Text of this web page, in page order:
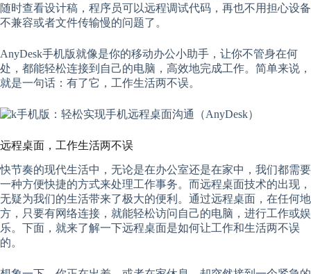
随时查看设计稿，程序员可以远程调试代码，再也不用担心设备
不兼容或者文件传输慢的问题了。
AnyDesk手机版就像是你的移动办公小助手，让你不管身在何
处，都能轻松连接到自己的电脑，高效地完成工作。简单来说，
就是一句话：有了它，工作生活两不误。
远程桌面，工作生活两不误
快节奏的现代生活中，无论是在办公室还是在家中，我们都需要
一种方便快捷的方式来处理工作事务。而远程桌面技术的出现，
无疑为我们的生活带来了极大的便利。通过远程桌面，在任何地
方，只要有网络连接，就能轻松访问自己的电脑，进行工作或娱
乐。下面，就来了解一下远程桌面是如何让工作和生活两不误
的。